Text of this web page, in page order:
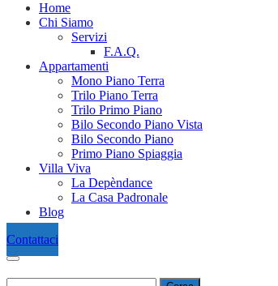
Home
Chi Siamo
Servizi
F.A.Q.
Appartamenti
Mono Piano Terra
Trilo Piano Terra
Trilo Primo Piano
Bilo Secondo Piano Vista
Bilo Secondo Piano
Primo Piano Spiaggia
Villa Viva
La Depèndance
La Casa Padronale
Blog
Contattaci